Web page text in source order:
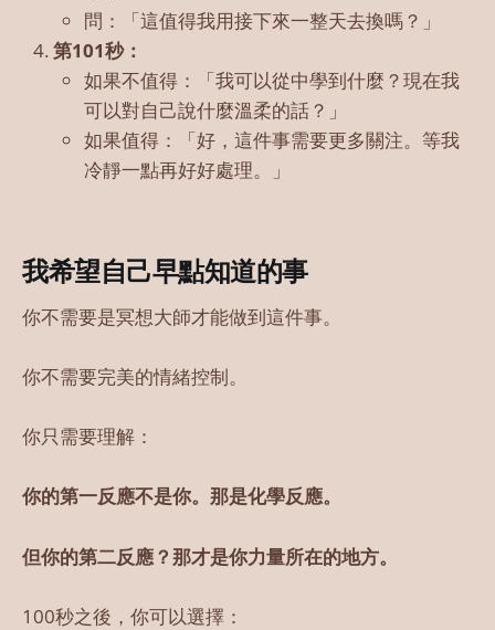
問：「這值得我用接下來一整天去換嗎？」
第101秒：
如果不值得：「我可以從中學到什麼？現在我
可以對自己說什麼溫柔的話？」
如果值得：「好，這件事需要更多關注。等我
冷靜一點再好好處理。」
我希望自己早點知道的事
你不需要是冥想大師才能做到這件事。
你不需要完美的情緒控制。
你只需要理解：
你的第一反應不是你。那是化學反應。
但你的第二反應？那才是你力量所在的地方。
100秒之後，你可以選擇：